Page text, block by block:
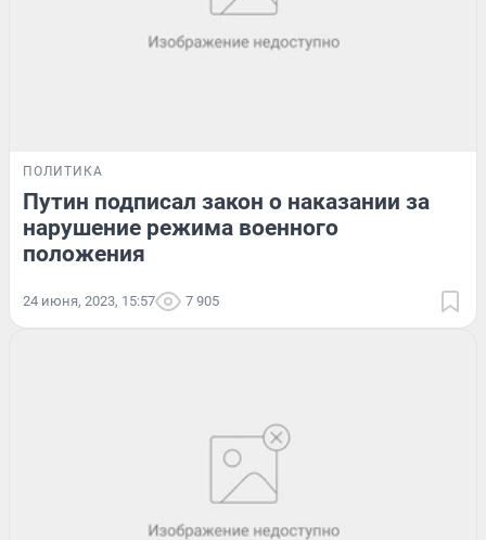
ПОЛИТИКА
Путин подписал закон о наказании за
нарушение режима военного
положения
24 июня, 2023, 15:57 7 905